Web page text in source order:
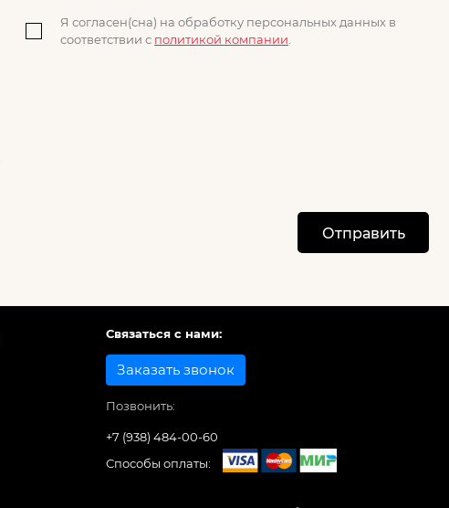
Я согласен(сна) на обработку персональных данных в
соответствии с политикой компании
Отправить
Связаться с нами:
Заказать звонок
Позвонить:
+7 (938) 484-00-60
Способы оплаты: